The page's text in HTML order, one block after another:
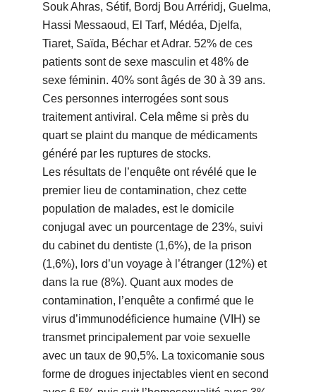
Souk Ahras, Sétif, Bordj Bou Arréridj, Guelma,
Hassi Messaoud, El Tarf, Médéa, Djelfa,
Tiaret, Saïda, Béchar et Adrar. 52% de ces
patients sont de sexe masculin et 48% de
sexe féminin. 40% sont âgés de 30 à 39 ans.
Ces personnes interrogées sont sous
traitement antiviral. Cela même si près du
quart se plaint du manque de médicaments
généré par les ruptures de stocks.
Les résultats de l’enquête ont révélé que le
premier lieu de contamination, chez cette
population de malades, est le domicile
conjugal avec un pourcentage de 23%, suivi
du cabinet du dentiste (1,6%), de la prison
(1,6%), lors d’un voyage à l’étranger (12%) et
dans la rue (8%). Quant aux modes de
contamination, l’enquête a confirmé que le
virus d’immunodéficience humaine (VIH) se
transmet principalement par voie sexuelle
avec un taux de 90,5%. La toxicomanie sous
forme de drogues injectables vient en second